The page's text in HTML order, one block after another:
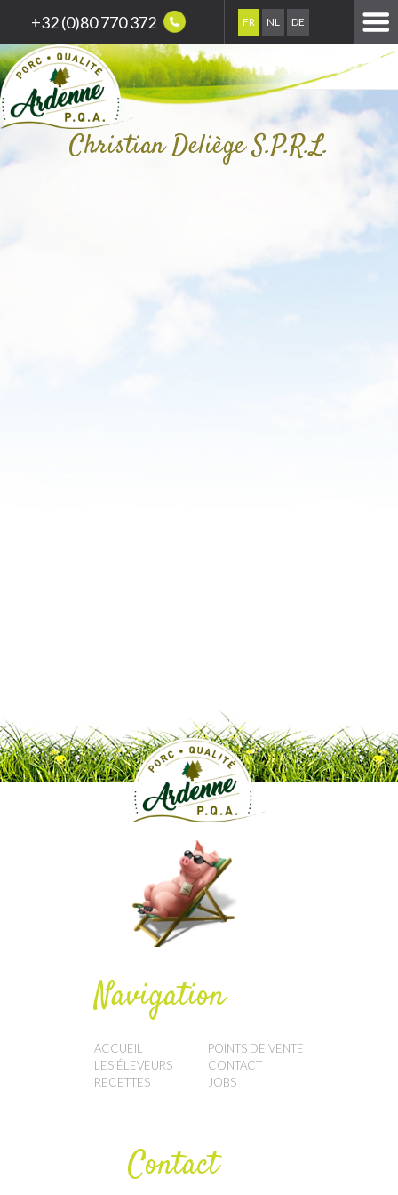
+32 (0)80 770 372 FR NL DE
Christian Deliège S.P.R.L.
Navigation
ACCUEIL
LES ÉLEVEURS
RECETTES
POINTS DE VENTE
CONTACT
JOBS
Contact